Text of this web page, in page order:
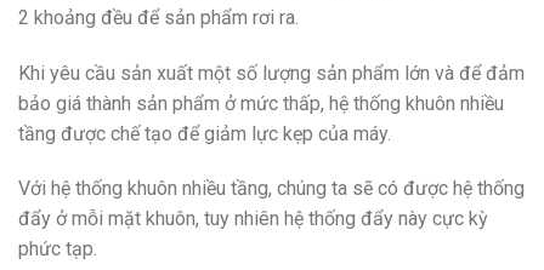
2 khoảng đều để sản phẩm rơi ra.
Khi yêu cầu sản xuất một số lượng sản phẩm lớn và để đảm
bảo giá thành sản phẩm ở mức thấp, hệ thống khuôn nhiều
tầng được chế tạo để giảm lực kẹp của máy.
Với hệ thống khuôn nhiều tầng, chúng ta sẽ có được hệ thống
đẩy ở mỗi mặt khuôn, tuy nhiên hệ thống đẩy này cực kỳ
phức tạp.